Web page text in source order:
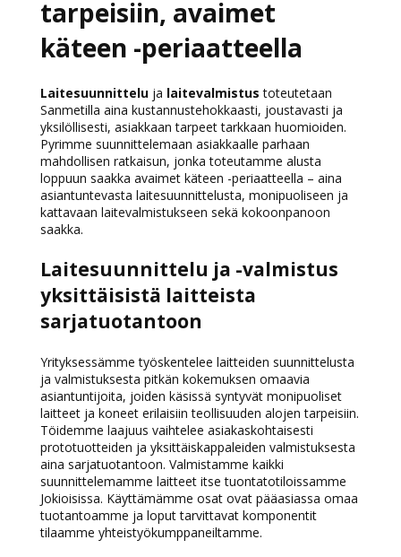
tarpeisiin, avaimet
käteen -periaatteella
Laitesuunnittelu ja laitevalmistus toteutetaan
Sanmetilla aina kustannustehokkaasti, joustavasti ja
yksilöllisesti, asiakkaan tarpeet tarkkaan huomioiden.
Pyrimme suunnittelemaan asiakkaalle parhaan
mahdollisen ratkaisun, jonka toteutamme alusta
loppuun saakka avaimet käteen -periaatteella – aina
asiantuntevasta laitesuunnittelusta, monipuoliseen ja
kattavaan laitevalmistukseen sekä kokoonpanoon
saakka.
Laitesuunnittelu ja -valmistus
yksittäisistä laitteista
sarjatuotantoon
Yrityksessämme työskentelee laitteiden suunnittelusta
ja valmistuksesta pitkän kokemuksen omaavia
asiantuntijoita, joiden käsissä syntyvät monipuoliset
laitteet ja koneet erilaisiin teollisuuden alojen tarpeisiin.
Töidemme laajuus vaihtelee asiakaskohtaisesti
prototuotteiden ja yksittäiskappaleiden valmistuksesta
aina sarjatuotantoon. Valmistamme kaikki
suunnittelemamme laitteet itse tuontatotiloissamme
Jokioisissa. Käyttämämme osat ovat pääasiassa omaa
tuotantoamme ja loput tarvittavat komponentit
tilaamme yhteistyökumppaneiltamme.